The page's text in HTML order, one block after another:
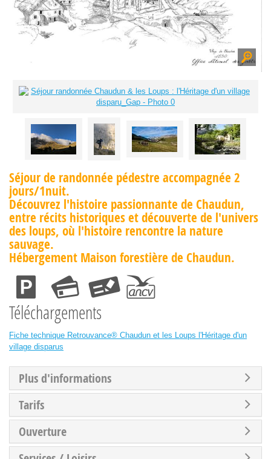
Séjour de randonnée pédestre accompagnée 2
jours/1nuit.
Découvrez l'histoire passionnante de Chaudun,
entre récits historiques et découverte de l'univers
des loups, où l'histoire rencontre la nature
sauvage.
Hébergement Maison forestière de Chaudun.
Téléchargements
Fiche technique Retrouvance® Chaudun et les Loups l'Héritage d'un
village disparus
Plus d'informations
Tarifs
Ouverture